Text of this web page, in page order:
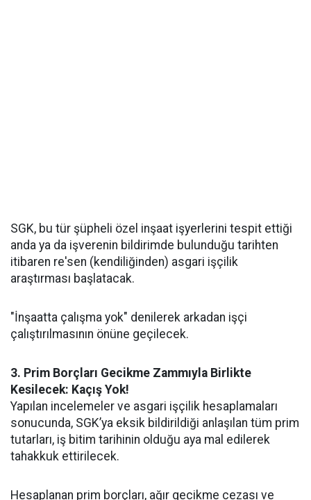
SGK, bu tür şüpheli özel inşaat işyerlerini tespit ettiği
anda ya da işverenin bildirimde bulunduğu tarihten
itibaren re'sen (kendiliğinden) asgari işçilik
araştırması başlatacak.
"İnşaatta çalışma yok" denilerek arkadan işçi
çalıştırılmasının önüne geçilecek.
3. Prim Borçları Gecikme Zammıyla Birlikte
Kesilecek: Kaçış Yok!
Yapılan incelemeler ve asgari işçilik hesaplamaları
sonucunda, SGK’ya eksik bildirildiği anlaşılan tüm prim
tutarları, iş bitim tarihinin olduğu aya mal edilerek
tahakkuk ettirilecek.
Hesaplanan prim borçları, ağır gecikme cezası ve